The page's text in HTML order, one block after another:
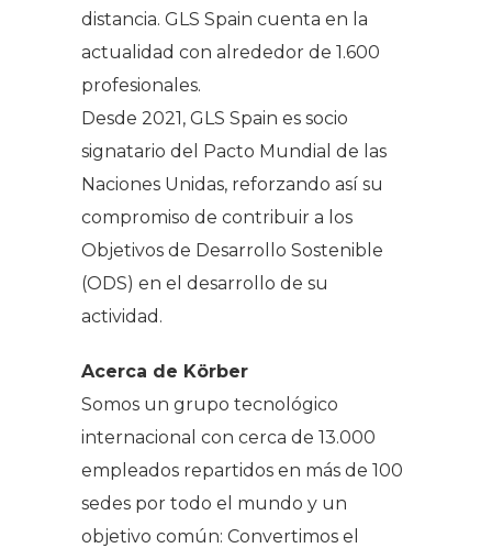
distancia. GLS Spain cuenta en la
actualidad con alrededor de 1.600
profesionales.
Desde 2021, GLS Spain es socio
signatario del Pacto Mundial de las
Naciones Unidas, reforzando así su
compromiso de contribuir a los
Objetivos de Desarrollo Sostenible
(ODS) en el desarrollo de su
actividad.
Acerca de Körber
Somos un grupo tecnológico
internacional con cerca de 13.000
empleados repartidos en más de 100
sedes por todo el mundo y un
objetivo común: Convertimos el